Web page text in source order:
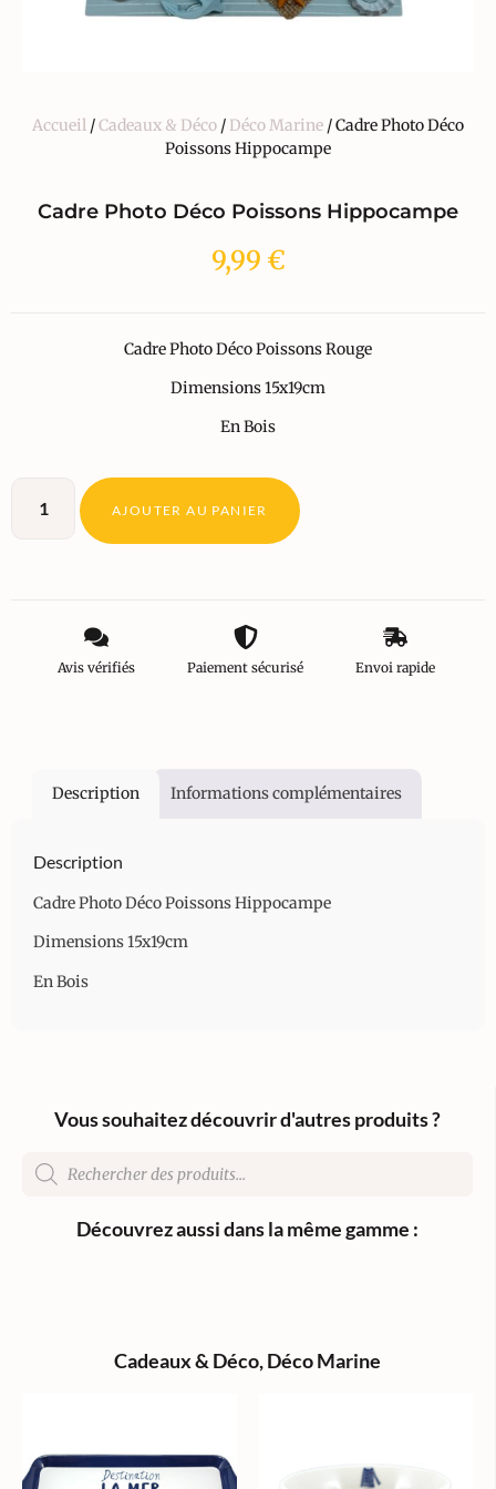
Accueil /Cadeaux & Déco / Déco Marine / Cadre Photo Déco
Poissons Hippocampe
Cadre Photo Déco Poissons Hippocampe
9,99 €
Cadre Photo Déco Poissons Rouge
Dimensions 15x19cm
En Bois
AJOUTER AU PANIER
Avis vérifiés Paiement sécurisé Envoi rapide
Description Informations complémentaires
Description
Cadre Photo Déco Poissons Hippocampe
Dimensions 15x19cm
En Bois
Vous souhaitez découvrir d'autres produits ?
Découvrez aussi dans la même gamme :
Cadeaux & Déco,Déco Marine